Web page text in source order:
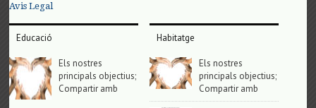
Avis Legal
Educació
Els nostres
principals objectius;
Compartir amb
Habitatge
Els nostres
principals objectius;
Compartir amb